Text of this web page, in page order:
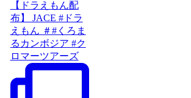
【ドラえもん配
布】 JACE #ドラ
えもん ＃#くろま
るカンボジア #ク
ロマーツアーズ